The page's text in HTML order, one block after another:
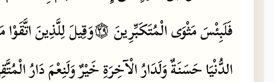
فَلَبِئْسَمَثْوَىالْمُتَكَبِّرِينَ ۝٢٩وَقِيلَلِلَّذِينَاتَّقَوْا
الدُّنْيَاحَسَنَةٌوَلَدَارُالْآخِرَةِخَيْرٌوَلَنِعْمَدَارُ